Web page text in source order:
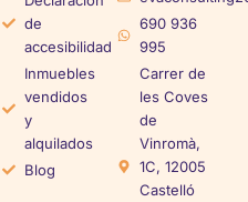
de
accesibilidad
Inmuebles
vendidos
y
alquilados
Blog
690 936
995
Carrer de
les Coves
de
Vinromà,
1C, 12005
Castelló